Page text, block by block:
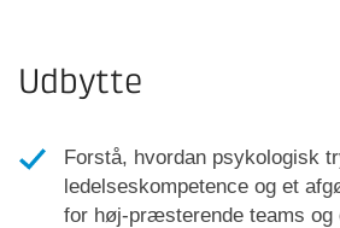
Udbytte
Forstå, hvordan psykologisk
ledelseskompetence og et
for høj-præsterende teams og